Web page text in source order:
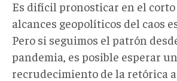
Es difícil pronosticar en el corto
alcances geopolíticos del caos
Pero si seguimos el patrón
pandemia, es posible esperar un
recrudecimiento de la retórica